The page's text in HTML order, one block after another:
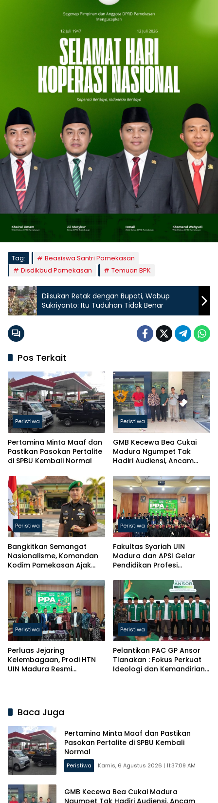
Tag:
Beasiswa Santri Pamekasan
Disdikbud Pamekasan
Temuan BPK
Diisukan Retak dengan Bupati, Wabup
Sukriyanto: Itu Tuduhan Tidak Benar
Pos Terkait
Peristiwa
Pertamina Minta Maaf dan
Pastikan Pasokan Pertalite
di SPBU Kembali Normal
Peristiwa
GMB Kecewa Bea Cukai
Madura Ngumpet Tak
Hadiri Audiensi, Ancam
Peristiwa
Bangkitkan Semangat
Nasionalisme, Komandan
Kodim Pamekasan Ajak
Bendera Merah Putih
Peristiwa
Fakultas Syariah UIN
Madura dan APSI Gelar
Pendidikan Profesi
Berintegritas dan
Profesional
Peristiwa
Perluas Jejaring
Kelembagaan, Prodi HTN
UIN Madura Resmi
Peristiwa
Pelantikan PAC GP Ansor
Tlanakan : Fokus Perkuat
Ideologi dan Kemandirian
Baca Juga
Pertamina Minta Maaf dan Pastikan
Pasokan Pertalite di SPBU Kembali
Normal
Peristiwa Kamis, 6 Agustus 2026 | 11:37:09 AM
GMB Kecewa Bea Cukai Madura
Ngumpet Tak Hadiri Audiensi, Ancam